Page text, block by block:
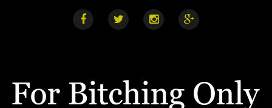
F
o
k
T I
a
m
G